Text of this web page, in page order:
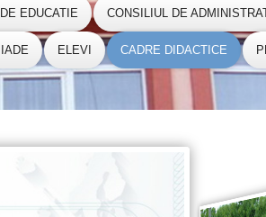
EDUCATIE CONSILIUL DE
ELEVI CADRE DIDACTICE